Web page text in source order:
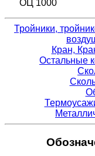
ОЦ 1000
Тройники,
Кран,
Остальные